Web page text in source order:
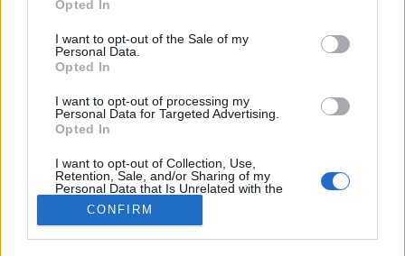
use your data for below specified purposes in below Google
consent section.
Opted In
I want to opt-out of the Sale of my
Personal Data.
Opted In
I want to opt-out of processing my
Personal Data for Targeted Advertising.
Opted In
I want to opt-out of Collection, Use,
Retention, Sale, and/or Sharing of my
Personal Data that Is Unrelated with the
Purposes for which it was collected.
Opted Out
CONFIRM